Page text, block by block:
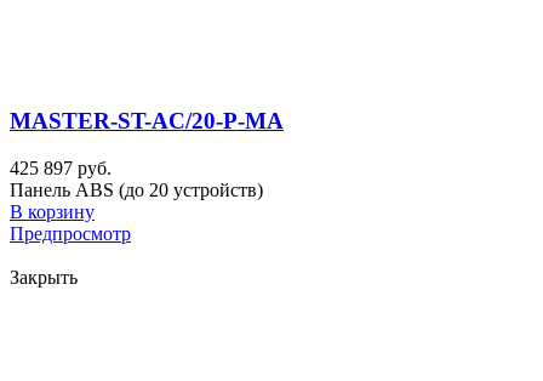
MASTER-ST-AC/20-P-MA
425 897 руб.
Панель ABS (до 20 устройств)
В корзину
Предпросмотр
Закрыть